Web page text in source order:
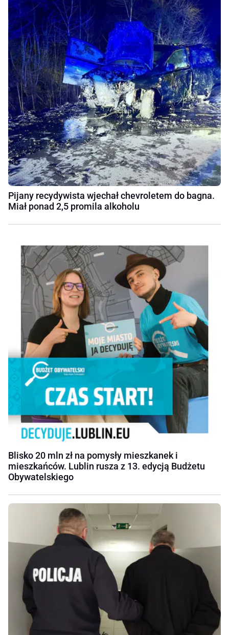
Pijany recydywista wjechał chevroletem do bagna.
Miał ponad 2,5 promila alkoholu
Blisko 20 mln zł na pomysły mieszkanek i
mieszkańców. Lublin rusza z 13. edycją Budżetu
Obywatelskiego